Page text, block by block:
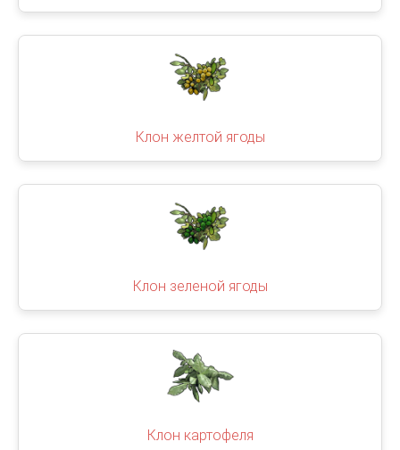
Клон желтой ягоды
Клон зеленой ягоды
Клон картофеля